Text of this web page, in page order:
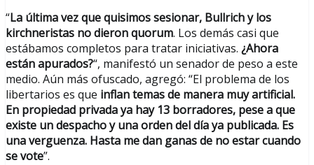
“La última vez que quisimos sesionar, Bullrich y los
kirchneristas no dieron quorum. Los demás casi que
estábamos completos para tratar iniciativas. ¿Ahora
están apurados?“, manifestó un senador de peso a este
medio. Aún más ofuscado, agregó: “El problema de los
libertarios es que inflan temas de manera muy artificial.
En propiedad privada ya hay 13 borradores, pese a que
existe un despacho y una orden del día ya publicada. Es
una verguenza. Hasta me dan ganas de no estar cuando
se vote”.